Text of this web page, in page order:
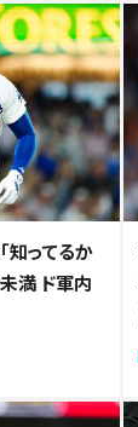
知ってるか
満 ド軍内